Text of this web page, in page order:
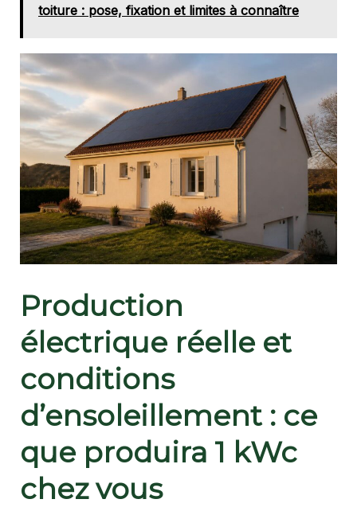
toiture : pose, fixation et limites à connaître
Production
électrique réelle et
conditions
d’ensoleillement : ce
que produira 1 kWc
chez vous